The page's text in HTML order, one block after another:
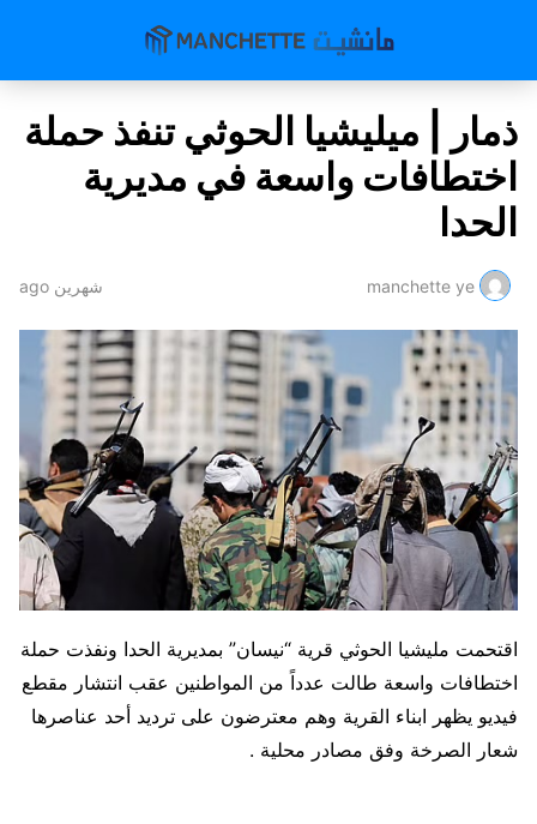
ذمار | ميليشيا الحوثي تنفذ حملة
اختطافات واسعة في مديرية
الحدا
manchette ye شهرين ago
اقتحمت مليشيا الحوثي قرية “نيسان” بمديرية الحدا ونفذت حملة
اختطافات واسعة طالت عدداً من المواطنين عقب انتشار مقطع
فيديو يظهر ابناء القرية وهم معترضون على ترديد أحد عناصرها
شعار الصرخة وفق مصادر محلية .